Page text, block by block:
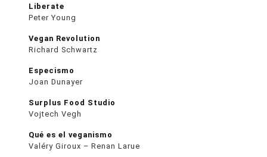
Liberate
Peter Young
Vegan Revolution
Richard Schwartz
Especismo
Joan Dunayer
Surplus Food Studio
Vojtech Vegh
Qué es el veganismo
Valéry Giroux – Renan Larue